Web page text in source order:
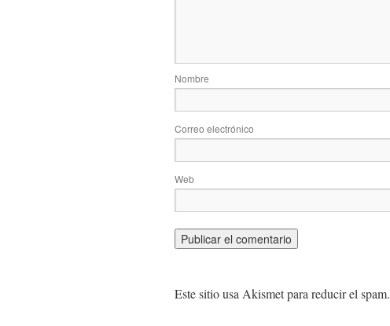
Nombre
Correo electrónico
Web
Este sitio usa Akismet para reducir el spam.